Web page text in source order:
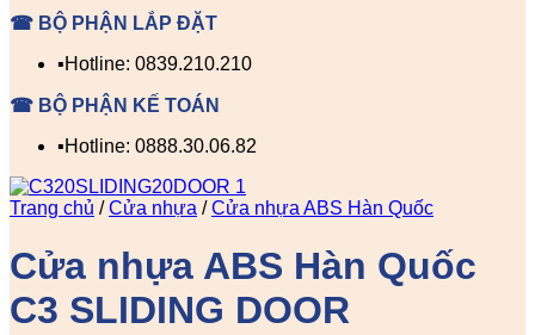
☎ BỘ PHẬN LẮP ĐẶT
▪️Hotline: 0839.210.210
☎ BỘ PHẬN KẾ TOÁN
▪️Hotline: 0888.30.06.82
Trang chủ / Cửa nhựa / Cửa nhựa ABS Hàn Quốc
Cửa nhựa ABS Hàn Quốc
C3 SLIDING DOOR